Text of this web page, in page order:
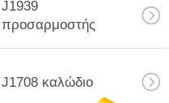
J1939
προσαρμοστής
J1708 καλώδιο